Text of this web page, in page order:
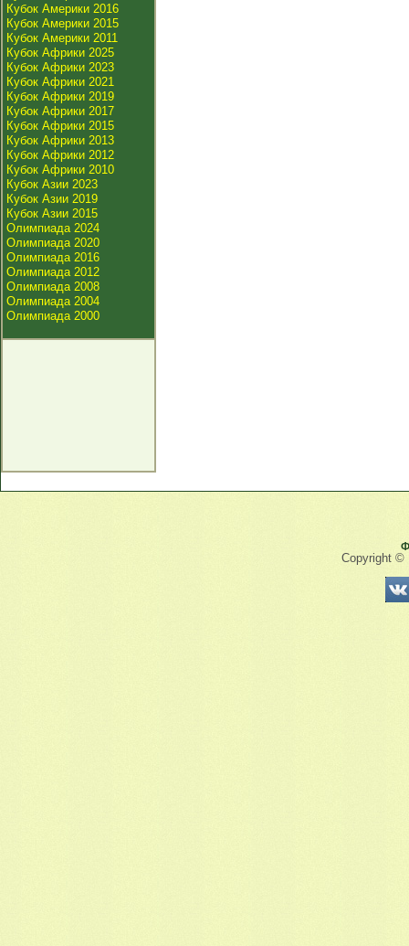
Кубок Америки 2016
Кубок Америки 2015
Кубок Америки 2011
Кубок Африки 2025
Кубок Африки 2023
Кубок Африки 2021
Кубок Африки 2019
Кубок Африки 2017
Кубок Африки 2015
Кубок Африки 2013
Кубок Африки 2012
Кубок Африки 2010
Кубок Азии 2023
Кубок Азии 2019
Кубок Азии 2015
Олимпиада 2024
Олимпиада 2020
Олимпиада 2016
Олимпиада 2012
Олимпиада 2008
Олимпиада 2004
Олимпиада 2000
Copyright ©